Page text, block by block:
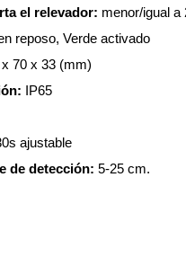
el relevador: menor/igual a
reposo, Verde activado
x 70 x 33 (mm)
IP65
ajustable
de detección: 5-25 cm.